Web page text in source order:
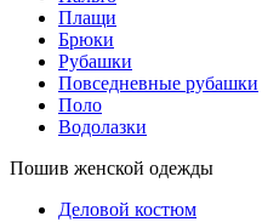
Плащи
Брюки
Рубашки
Повседневные рубашки
Поло
Водолазки
Пошив женской одежды
Деловой костюм